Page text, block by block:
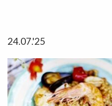
24.07.'25